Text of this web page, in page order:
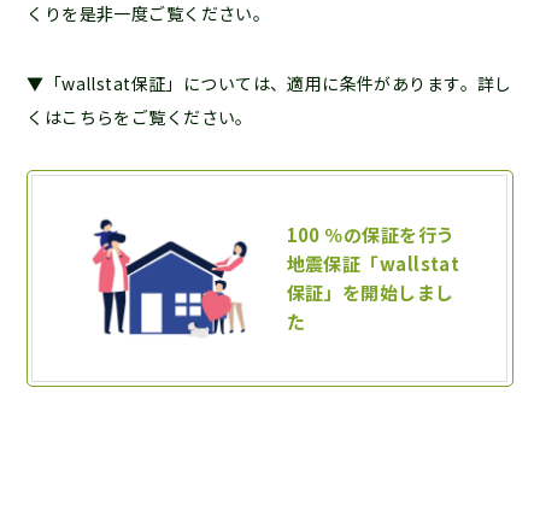
くりを是非一度ご覧ください。
▼「wallstat保証」については、適用に条件があります。詳し
くはこちらをご覧ください。